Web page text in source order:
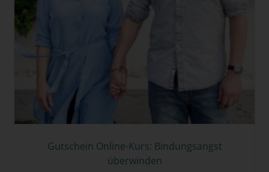
Gutschein Online-Kurs: Bindungsangst
überwinden